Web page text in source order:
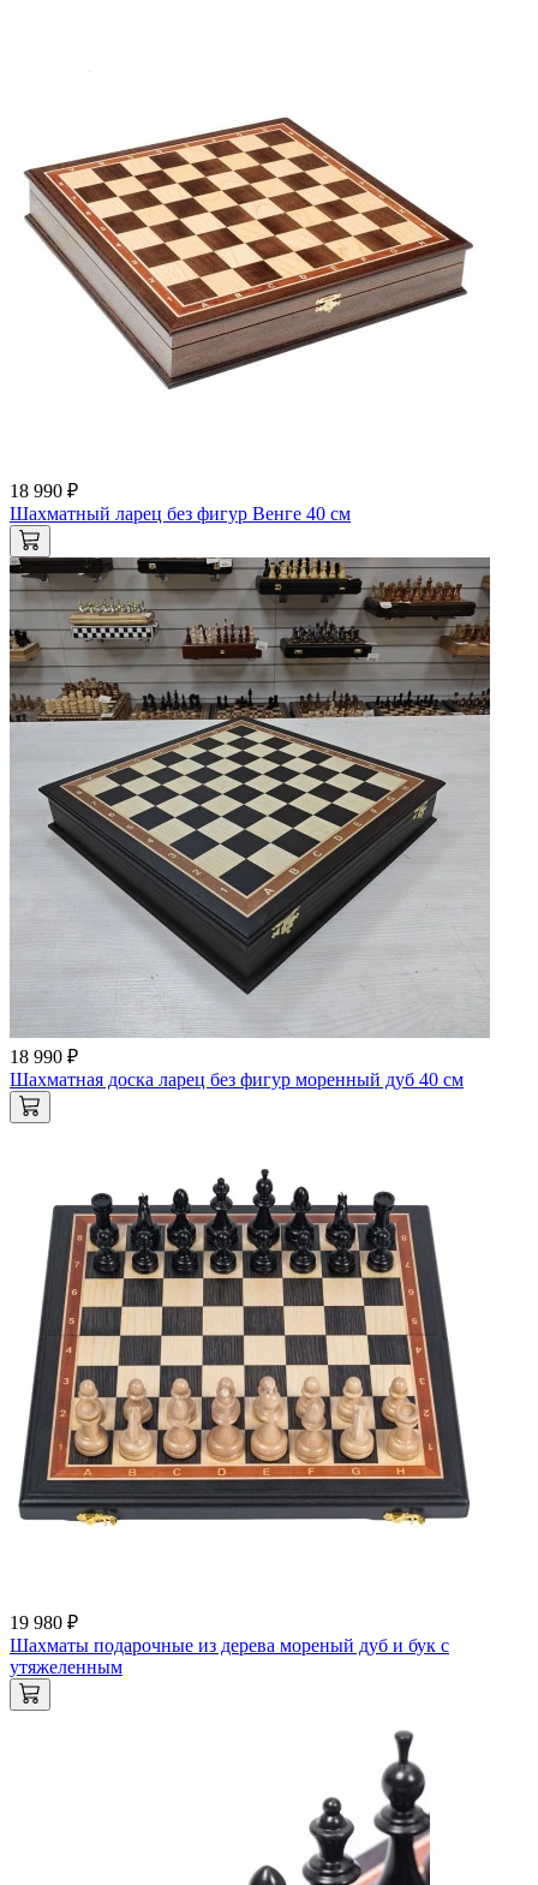
18 990 ₽
Шахматный ларец без фигур Венге 40 см
18 990 ₽
Шахматная доска ларец без фигур моренный дуб 40 см
19 980 ₽
Шахматы подарочные из дерева мореный дуб и бук с
утяжеленным